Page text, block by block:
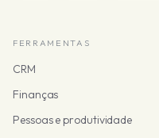
FERRAMENTAS
CRM
Finanças
Pessoas e produtividade